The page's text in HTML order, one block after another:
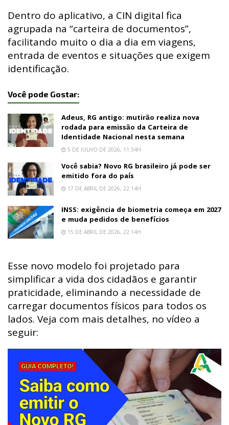
Dentro do aplicativo, a CIN digital fica
agrupada na “carteira de documentos”,
facilitando muito o dia a dia em viagens,
entrada de eventos e situações que exigem
identificação.
Você pode Gostar:
Adeus, RG antigo: mutirão realiza nova
rodada para emissão da Carteira de
Identidade Nacional nesta semana
5 DE JULHO DE 2026, 11:34H
Você sabia? Novo RG brasileiro já pode ser
emitido fora do país
17 DE ABRIL DE 2026, 22:14H
INSS: exigência de biometria começa em 2027
e muda pedidos de benefícios
15 DE ABRIL DE 2026, 22:14H
Esse novo modelo foi projetado para
simplificar a vida dos cidadãos e garantir
praticidade, eliminando a necessidade de
carregar documentos físicos para todos os
lados. Veja com mais detalhes, no vídeo a
seguir: